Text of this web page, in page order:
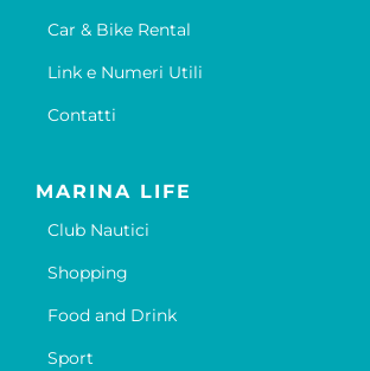
Car & Bike Rental
Link e Numeri Utili
Contatti
MARINA LIFE
Club Nautici
Shopping
Food and Drink
Sport